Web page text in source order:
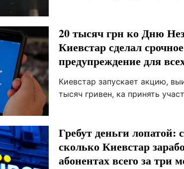
20 тысяч грн ко Дню
Киевстар сделал срочное
предупреждение для
Киевстар запускает акцию,
тысяч гривен, ка принять
Гребут деньги лопатой:
сколько Киевстар
абонентах всего за три